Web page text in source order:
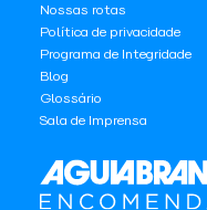
Nossas rotas
Política de privacidade
Programa de Integridade
Blog
Glossário
Sala de Imprensa